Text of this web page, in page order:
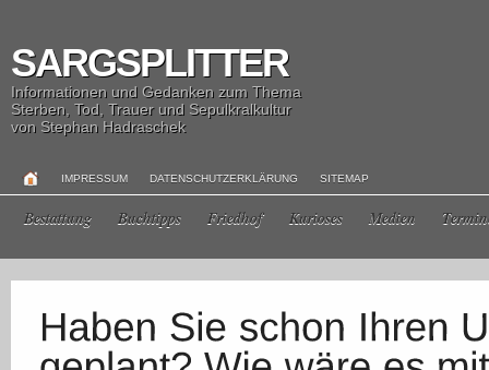
SARGSPLITTER
Informationen und Gedanken zum Thema
Sterben, Tod, Trauer und Sepulkralkultur
von Stephan Hadraschek
IMPRESSUM DATENSCHUTZERKLÄRUNG SITEMAP
Bestattung Buchtipps Friedhof Kurioses Medien